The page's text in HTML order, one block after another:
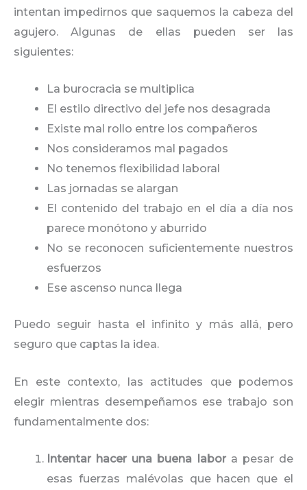
intentan impedirnos que saquemos la cabeza del
agujero. Algunas de ellas pueden ser las
siguientes:
La burocracia se multiplica
El estilo directivo del jefe nos desagrada
Existe mal rollo entre los compañeros
Nos consideramos mal pagados
No tenemos flexibilidad laboral
Las jornadas se alargan
El contenido del trabajo en el día a día nos
parece monótono y aburrido
No se reconocen suficientemente nuestros
esfuerzos
Ese ascenso nunca llega
Puedo seguir hasta el infinito y más allá, pero
seguro que captas la idea.
En este contexto, las actitudes que podemos
elegir mientras desempeñamos ese trabajo son
fundamentalmente dos:
Intentar hacer una buena labora pesar de
esas fuerzas malévolas que hacen que el